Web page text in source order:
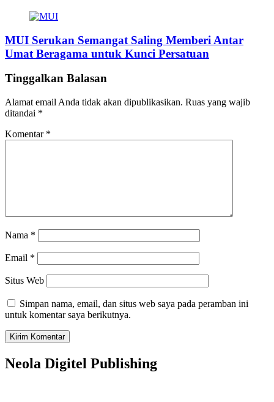
MUI Serukan Semangat Saling Memberi Antar
Umat Beragama untuk Kunci Persatuan
Tinggalkan Balasan
Alamat email Anda tidak akan dipublikasikan. Ruas yang wajib
ditandai *
Komentar *
Nama *
Email *
Situs Web
Simpan nama, email, dan situs web saya pada peramban ini
untuk komentar saya berikutnya.
Neola Digitel Publishing